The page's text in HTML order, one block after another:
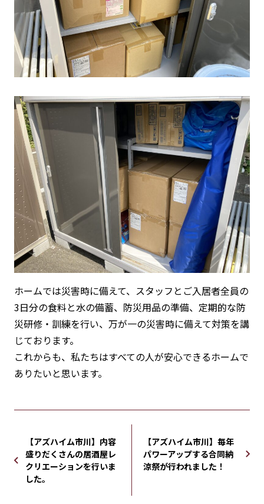
ホームでは災害時に備えて、スタッフとご入居者全員の
3日分の食料と水の備蓄、防災用品の準備、定期的な防
災研修・訓練を行い、万が一の災害時に備えて対策を講
じております。
これからも、私たちはすべての人が安心できるホームで
ありたいと思います。
【アズハイム市川】内容
盛りだくさんの居酒屋レ
クリエーションを行いま
した。
【アズハイム市川】毎年
パワーアップする合同納
涼祭が行われました！